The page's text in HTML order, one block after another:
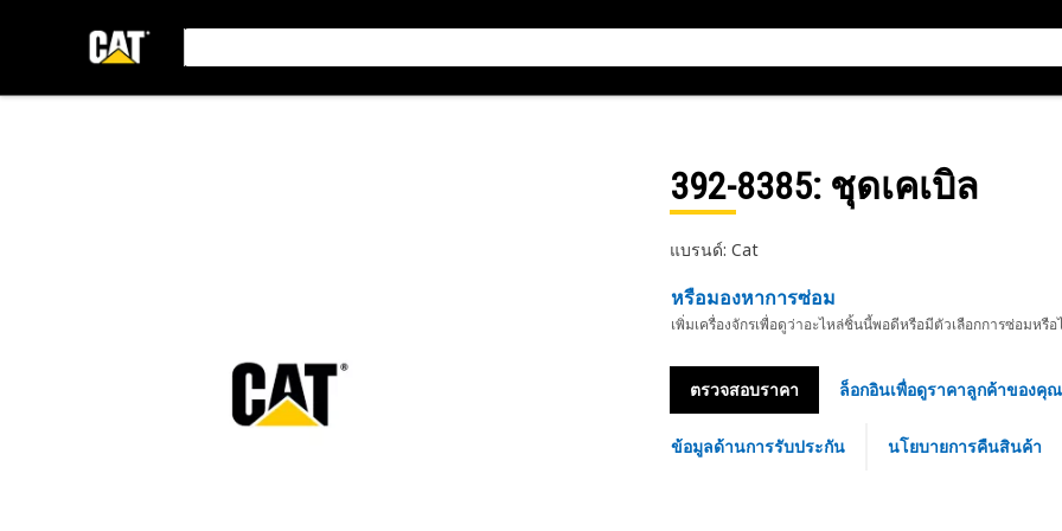
392-8385: ชุดเคเบิล
แบรนด์: Cat
หรือมองหาการซ่อม
เพิ่มเครื่องจักรเพื่อดูว่าอะไหล่ชิ้นนี้พอดีหรือมีตัวเลือกการซ่อมหรือ
ตรวจสอบราคา ล็อกอินเพื่อดูราคาลูกค้าของคุณ
ข้อมูลด้านการรับประกัน นโยบายการคืนสินค้า